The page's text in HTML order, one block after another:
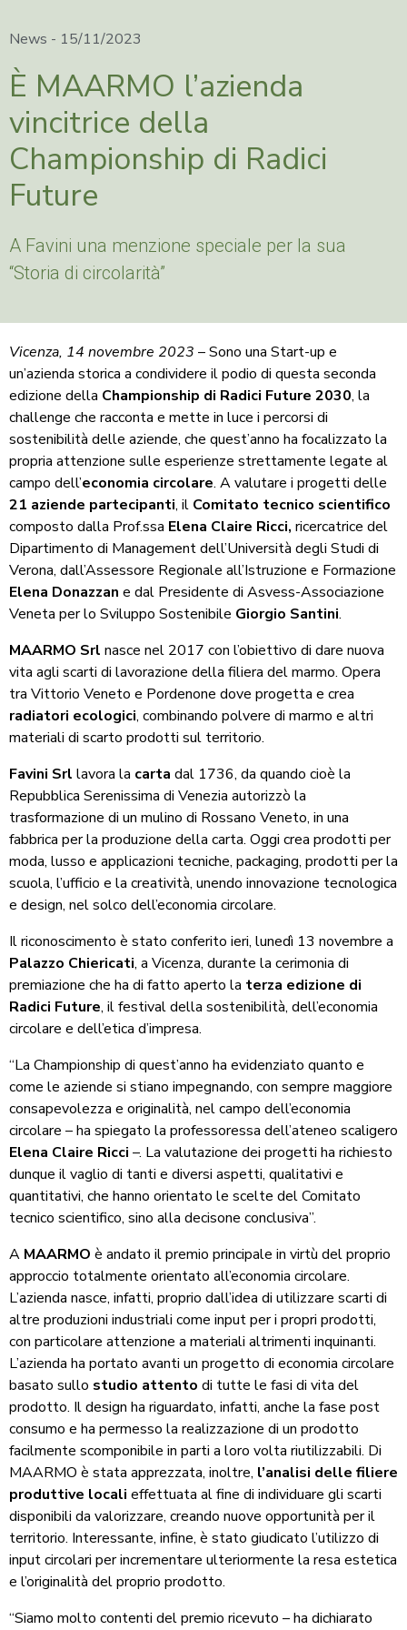
News - 15/11/2023
È MAARMO l’azienda
vincitrice della
Championship di Radici
Future
A Favini una menzione speciale per la sua
“Storia di circolarità”
Vicenza, 14 novembre 2023 – Sono una Start-up e
un’azienda storica a condividere il podio di questa seconda
edizione della Championship di Radici Future 2030, la
challenge che racconta e mette in luce i percorsi di
sostenibilità delle aziende, che quest’anno ha focalizzato la
propria attenzione sulle esperienze strettamente legate al
campo dell’economia circolare. A valutare i progetti delle
21 aziende partecipanti, il Comitato tecnico scientifico
composto dalla Prof.ssa Elena Claire Ricci, ricercatrice del
Dipartimento di Management dell’Università degli Studi di
Verona, dall’Assessore Regionale all’Istruzione e Formazione
Elena Donazzan e dal Presidente di Asvess-Associazione
Veneta per lo Sviluppo Sostenibile Giorgio Santini.
MAARMO Srl nasce nel 2017 con l’obiettivo di dare nuova
vita agli scarti di lavorazione della filiera del marmo. Opera
tra Vittorio Veneto e Pordenone dove progetta e crea
radiatori ecologici, combinando polvere di marmo e altri
materiali di scarto prodotti sul territorio.
Favini Srl lavora la carta dal 1736, da quando cioè la
Repubblica Serenissima di Venezia autorizzò la
trasformazione di un mulino di Rossano Veneto, in una
fabbrica per la produzione della carta. Oggi crea prodotti per
moda, lusso e applicazioni tecniche, packaging, prodotti per la
scuola, l’ufficio e la creatività, unendo innovazione tecnologica
e design, nel solco dell’economia circolare.
Il riconoscimento è stato conferito ieri, lunedì 13 novembre a
Palazzo Chiericati, a Vicenza, durante la cerimonia di
premiazione che ha di fatto aperto la terza edizione di
Radici Future, il festival della sostenibilità, dell’economia
circolare e dell’etica d’impresa.
“La Championship di quest’anno ha evidenziato quanto e
come le aziende si stiano impegnando, con sempre maggiore
consapevolezza e originalità, nel campo dell’economia
circolare – ha spiegato la professoressa dell’ateneo scaligero
Elena Claire Ricci –. La valutazione dei progetti ha richiesto
dunque il vaglio di tanti e diversi aspetti, qualitativi e
quantitativi, che hanno orientato le scelte del Comitato
tecnico scientifico, sino alla decisone conclusiva”.
A MAARMO è andato il premio principale in virtù del proprio
approccio totalmente orientato all’economia circolare.
L’azienda nasce, infatti, proprio dall’idea di utilizzare scarti di
altre produzioni industriali come input per i propri prodotti,
con particolare attenzione a materiali altrimenti inquinanti.
L’azienda ha portato avanti un progetto di economia circolare
basato sullo studio attento di tutte le fasi di vita del
prodotto. Il design ha riguardato, infatti, anche la fase post
consumo e ha permesso la realizzazione di un prodotto
facilmente scomponibile in parti a loro volta riutilizzabili. Di
MAARMO è stata apprezzata, inoltre, l’analisi delle filiere
produttive locali effettuata al fine di individuare gli scarti
disponibili da valorizzare, creando nuove opportunità per il
territorio. Interessante, infine, è stato giudicato l’utilizzo di
input circolari per incrementare ulteriormente la resa estetica
e l’originalità del proprio prodotto.
“Siamo molto contenti del premio ricevuto – ha dichiarato